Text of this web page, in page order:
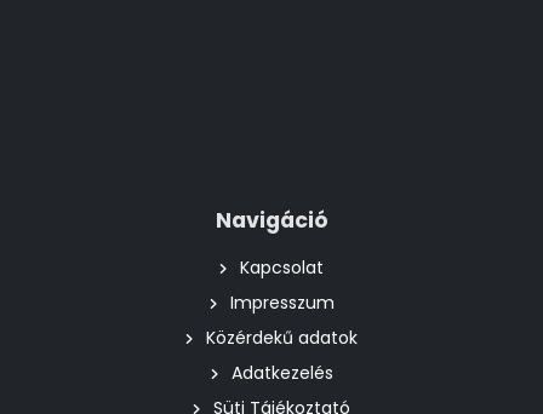
Navigáció
Kapcsolat
Impresszum
Közérdekű adatok
Adatkezelés
Süti Tájékoztató